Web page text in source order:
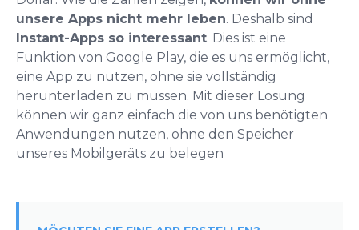
unsere Apps nicht mehr leben. Deshalb sind
Instant-Apps so interessant. Dies ist eine
Funktion von Google Play, die es uns ermöglicht,
eine App zu nutzen, ohne sie vollständig
herunterladen zu müssen. Mit dieser Lösung
können wir ganz einfach die von uns benötigten
Anwendungen nutzen, ohne den Speicher
unseres Mobilgeräts zu belegen